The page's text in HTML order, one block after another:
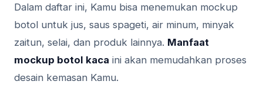
Dalam daftar ini, Kamu bisa menemukan mockup
botol untuk jus, saus spageti, air minum, minyak
zaitun, selai, dan produk lainnya. Manfaat
mockup botol kaca ini akan memudahkan proses
desain kemasan Kamu.